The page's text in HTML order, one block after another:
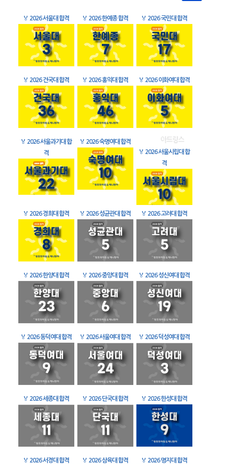
🏅 2026 서울대 합격 🏅 2026 한예종 합격 🏅 2026 국민대 합격
🏅 2026 건국대 합격 🏅 2026 홍익대 합격 🏅 2026 이화여대 합격
🏅 2026 서울과기대 합
격
🏅 2026 숙명여대 합격
🏅 2026 서울시립대 합
격
🏅 2026 경희대 합격 🏅 2026 성균관대 합격 🏅 2026 고려대 합격
🏅 2026 한양대 합격 🏅 2026 중앙대 합격 🏅 2026 성신여대 합격
🏅 2026 동덕여대 합격 🏅 2026 서울여대 합격 🏅 2026 덕성여대 합격
🏅 2026 세종대 합격 🏅 2026 단국대 합격 🏅 2026 한성대 합격
🏅 2026 서경대 합격 🏅 2026 삼육대 합격 🏅 2026 명지대 합격